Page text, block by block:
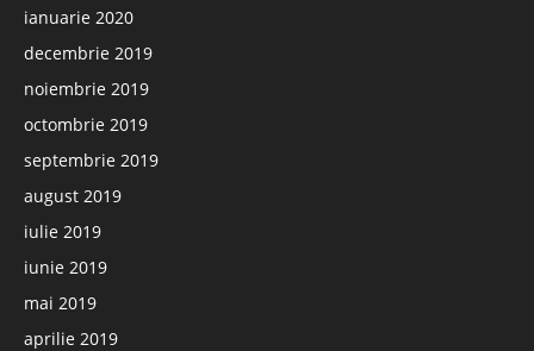
ianuarie 2020
decembrie 2019
noiembrie 2019
octombrie 2019
septembrie 2019
august 2019
iulie 2019
iunie 2019
mai 2019
aprilie 2019